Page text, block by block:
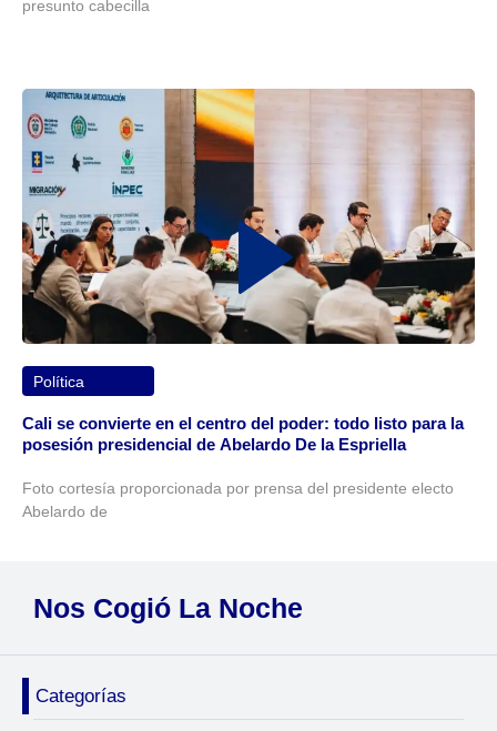
presunto cabecilla
Política
Cali se convierte en el centro del poder: todo listo para la
posesión presidencial de Abelardo De la Espriella
Foto cortesía proporcionada por prensa del presidente electo
Abelardo de
Nos Cogió La Noche
Categorías